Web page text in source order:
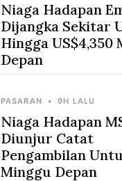
Niaga Hadapan
Dijangka Sekitar
Hingga US$4,350
Depan
PASARAN • 9H LALU
Niaga Hadapan
Diunjur Catat
Pengambilan
Minggu Depan